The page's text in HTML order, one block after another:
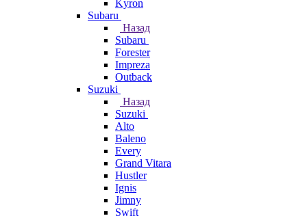
Kyron
Subaru
Назад
Subaru
Forester
Impreza
Outback
Suzuki
Назад
Suzuki
Alto
Baleno
Every
Grand Vitara
Hustler
Ignis
Jimny
Swift